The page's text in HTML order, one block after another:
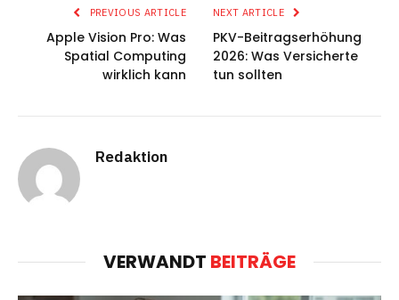
PREVIOUS ARTICLE
Apple Vision Pro: Was
Spatial Computing
wirklich kann
NEXT ARTICLE
PKV-Beitragserhöhung
2026: Was Versicherte
tun sollten
Redaktion
VERWANDT BEITRÄGE